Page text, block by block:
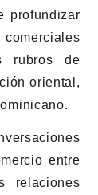
profundizar
rubros de
oriental,
entre
relaciones